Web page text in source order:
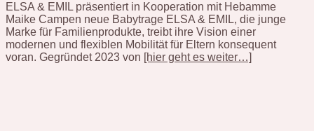
ELSA & EMIL präsentiert in Kooperation mit Hebamme
Maike Campen neue Babytrage ELSA & EMIL, die junge
Marke für Familienprodukte, treibt ihre Vision einer
modernen und flexiblen Mobilität für Eltern konsequent
voran. Gegründet 2023 von [hier geht es weiter…]